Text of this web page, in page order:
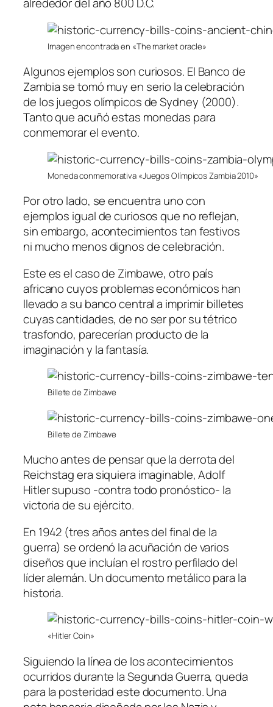
Imagen encontrada en «The market oracle»
Algunos ejemplos son curiosos. El Banco de
Zambia se tomó muy en serio la celebración
de los juegos olímpicos de Sydney (2000).
Tanto que acuñó estas monedas para
conmemorar el evento.
Moneda conmemorativa «Juegos Olímpicos Zambia 2010»
Por otro lado, se encuentra uno con
ejemplos igual de curiosos que no reflejan,
sin embargo, acontecimientos tan festivos
ni mucho menos dignos de celebración.
Este es el caso de Zimbawe, otro país
africano cuyos problemas económicos han
llevado a su banco central a imprimir billetes
cuyas cantidades, de no ser por su tétrico
trasfondo, parecerían producto de la
imaginación y la fantasía.
Billete de Zimbawe
Billete de Zimbawe
Mucho antes de pensar que la derrota del
Reichstag era siquiera imaginable, Adolf
Hitler supuso -contra todo pronóstico- la
victoria de su ejército.
En 1942 (tres años antes del final de la
guerra) se ordenó la acuñación de varios
diseños que incluían el rostro perfilado del
líder alemán. Un documento metálico para la
historia.
«Hitler Coin»
Siguiendo la línea de los acontecimientos
ocurridos durante la Segunda Guerra, queda
para la posteridad este documento. Una